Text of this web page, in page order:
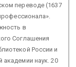
переводе (1637
в
Соглашения
России и
академии наук. 20